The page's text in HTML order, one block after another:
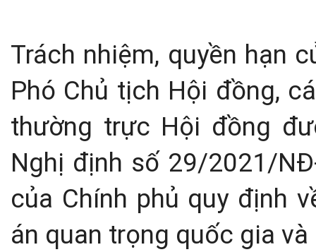
Trách nhiệm, quyền hạn
Phó Chủ tịch Hội đồng,
thường trực Hội đồng
Nghị định số 29/2021/
của Chính phủ quy định
án quan trọng quốc gia